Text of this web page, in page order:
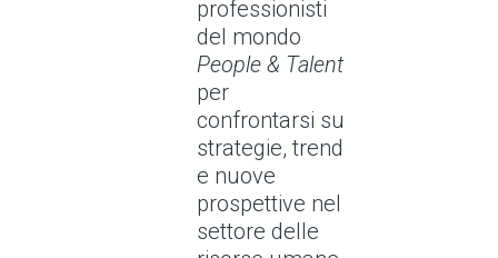
professionisti
del mondo
People & Talent
per
confrontarsi su
strategie, trend
e nuove
prospettive nel
settore delle